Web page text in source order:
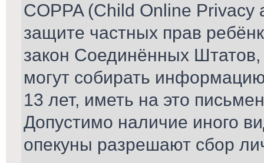
COPPA (Child Online Privacy
защите частных прав
закон Соединённых
могут собирать
13 лет, иметь на это
Допустимо наличие иного
опекуны разрешают сбор